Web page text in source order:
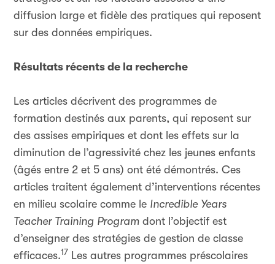
diffusion large et fidèle des pratiques qui reposent
sur des données empiriques.
Résultats récents de la recherche
Les articles décrivent des programmes de
formation destinés aux parents, qui reposent sur
des assises empiriques et dont les effets sur la
diminution de l’agressivité chez les jeunes enfants
(âgés entre 2 et 5 ans) ont été démontrés. Ces
articles traitent également d’interventions récentes
en milieu scolaire comme le Incredible Years
Teacher Training Program dont l’objectif est
d’enseigner des stratégies de gestion de classe
efficaces.17 Les autres programmes préscolaires